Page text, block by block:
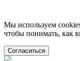
Мы используем
чтобы понимать, как
Согласиться